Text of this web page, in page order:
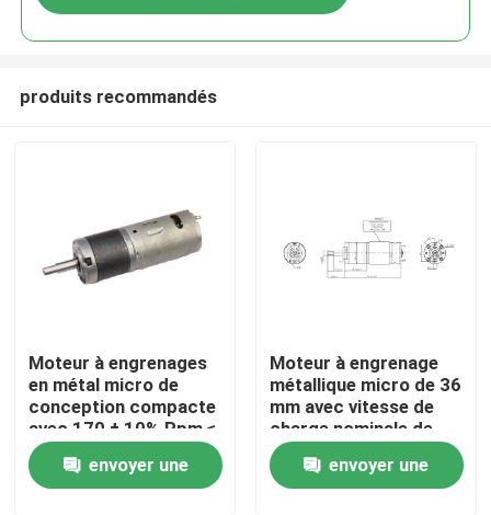
À la maison
Produits
produits recommandés
Moteur à engrenages
en métal micro de
conception compacte
avec 170 ± 10% Rpm ≤
30 A de courant
d'arrêt envoyer une
Moteur à engrenage
métallique micro de 36
mm avec vitesse de
charge nominale de
140 ± 10% RPM
envoyer une